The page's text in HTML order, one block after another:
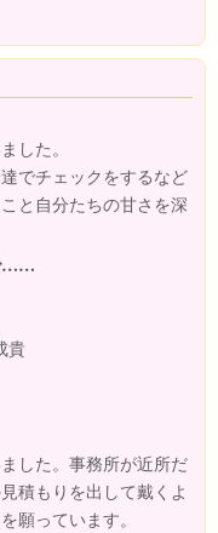
した。
でチェックをするなど
と自分たちの甘さを深
……
貴
した。事務所が近所だ
積もりを出して戴くよ
願っています。